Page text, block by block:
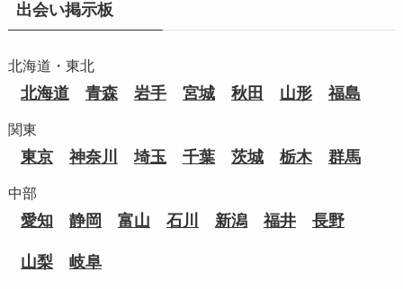
出会い掲示板
北海道・東北
北海道 青森 岩手 宮城 秋田 山形 福島
関東
東京 神奈川 埼玉 千葉 茨城 栃木 群馬
中部
愛知 静岡 富山 石川 新潟 福井 長野
山梨 岐阜